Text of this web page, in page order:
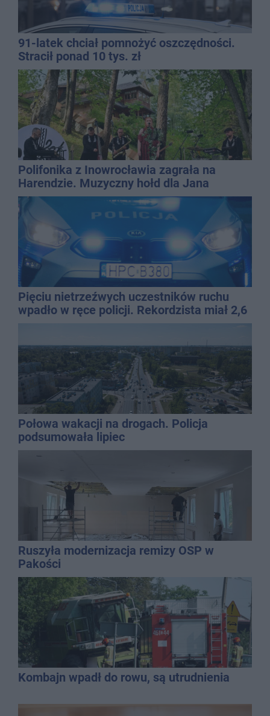
91-latek chciał pomnożyć oszczędności.
Stracił ponad 10 tys. zł
Polifonika z Inowrocławia zagrała na
Harendzie. Muzyczny hołd dla Jana
Kasprowicza
Pięciu nietrzeźwych uczestników ruchu
wpadło w ręce policji. Rekordzista miał 2,6
Połowa wakacji na drogach. Policja
podsumowała lipiec
Ruszyła modernizacja remizy OSP w
Pakości
Kombajn wpadł do rowu, są utrudnienia